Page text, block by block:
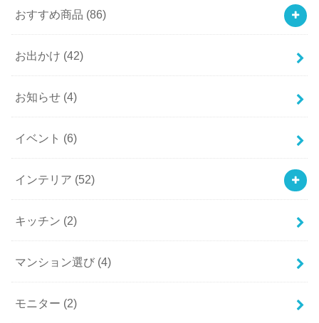
おすすめ商品 (86)
お出かけ (42)
お知らせ (4)
イベント (6)
インテリア (52)
キッチン (2)
マンション選び (4)
モニター (2)